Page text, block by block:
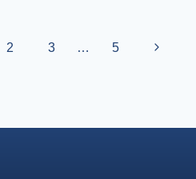
2 3 … 5